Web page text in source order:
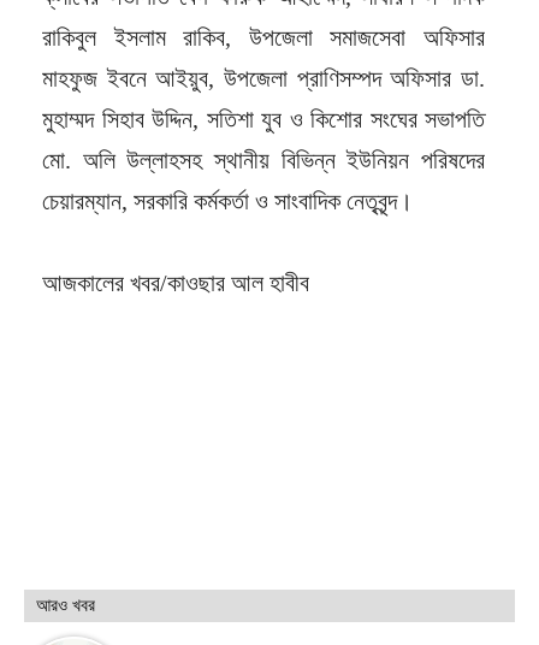
রাকিবুল ইসলাম রাকিব, উপজেলা সমাজসেবা অফিসার
মাহফুজ ইবনে আইয়ুব, উপজেলা প্রাণিসম্পদ অফিসার ডা.
মুহাম্মদ সিহাব উদ্দিন, সতিশা যুব ও কিশোর সংঘের সভাপতি
মো. অলি উল্লাহসহ স্থানীয় বিভিন্ন ইউনিয়ন পরিষদের
চেয়ারম্যান, সরকারি কর্মকর্তা ও সাংবাদিক নেতৃবৃন্দ।
আজকালের খবর/কাওছার আল হাবীব
আরও খবর